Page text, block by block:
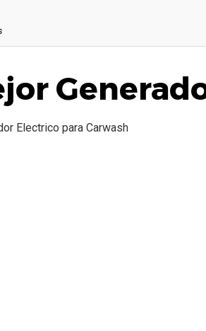
Electrico para Carwash